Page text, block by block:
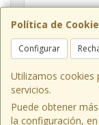
Política de
Configurar
Utilizamos cookies
servicios.
Puede obtener
la configuración,
Horario